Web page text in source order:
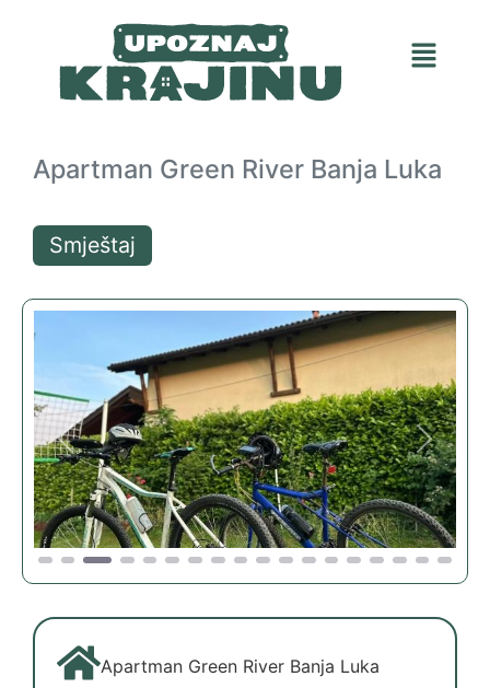
Apartman Green River Banja Luka
Smještaj
Previous Next
Apartman Green River Banja Luka